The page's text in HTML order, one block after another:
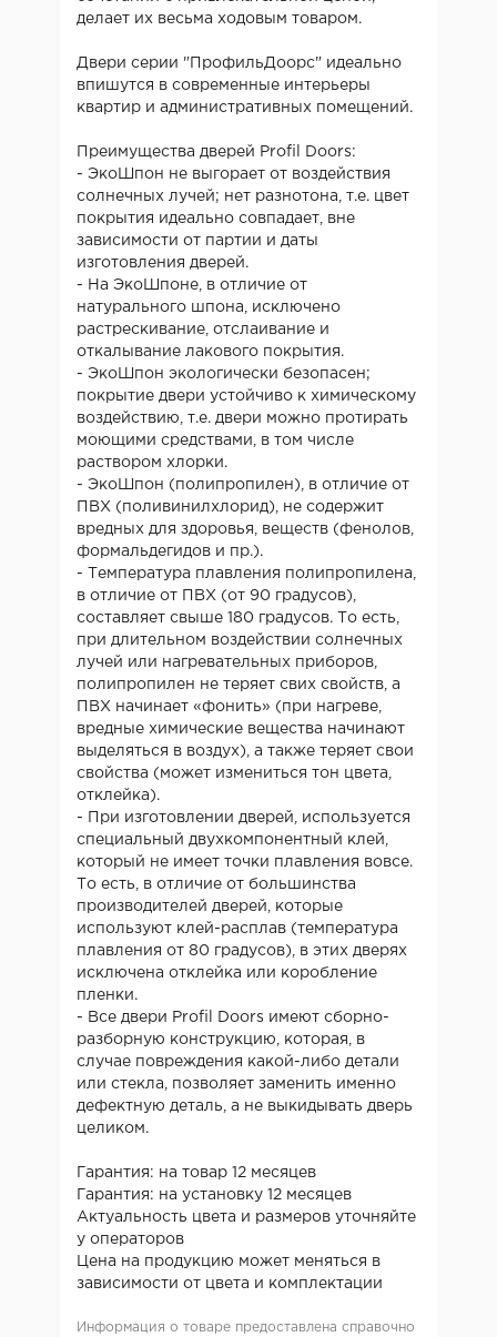
делает их весьма ходовым товаром.
Двери серии "ПрофильДоорс" идеально
впишутся в современные интерьеры
квартир и административных помещений.
Преимущества дверей Profil Doors:
- ЭкоШпон не выгорает от воздействия
солнечных лучей; нет разнотона, т.е. цвет
покрытия идеально совпадает, вне
зависимости от партии и даты
изготовления дверей.
- На ЭкоШпоне, в отличие от
натурального шпона, исключено
растрескивание, отслаивание и
откалывание лакового покрытия.
- ЭкоШпон экологически безопасен;
покрытие двери устойчиво к химическому
воздействию, т.е. двери можно протирать
моющими средствами, в том числе
раствором хлорки.
- ЭкоШпон (полипропилен), в отличие от
ПВХ (поливинилхлорид), не содержит
вредных для здоровья, веществ (фенолов,
формальдегидов и пр.).
- Температура плавления полипропилена,
в отличие от ПВХ (от 90 градусов),
составляет свыше 180 градусов. То есть,
при длительном воздействии солнечных
лучей или нагревательных приборов,
полипропилен не теряет свих свойств, а
ПВХ начинает «фонить» (при нагреве,
вредные химические вещества начинают
выделяться в воздух), а также теряет свои
свойства (может измениться тон цвета,
отклейка).
- При изготовлении дверей, используется
специальный двухкомпонентный клей,
который не имеет точки плавления вовсе.
То есть, в отличие от большинства
производителей дверей, которые
используют клей-расплав (температура
плавления от 80 градусов), в этих дверях
исключена отклейка или коробление
пленки.
- Все двери Profil Doors имеют сборно-
разборную конструкцию, которая, в
случае повреждения какой-либо детали
или стекла, позволяет заменить именно
дефектную деталь, а не выкидывать дверь
целиком.
Гарантия: на товар 12 месяцев
Гарантия: на установку 12 месяцев
Актуальность цвета и размеров уточняйте
у операторов
Цена на продукцию может меняться в
зависимости от цвета и комплектации
Информация о товаре предоставлена справочно